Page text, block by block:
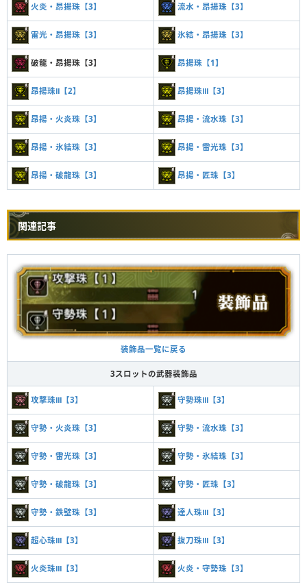
火炎・昂揚珠【3】 流水・昂揚珠【3】
雷光・昂揚珠【3】 氷結・昂揚珠【3】
破龍・昂揚珠【3】 昂揚珠【1】
昂揚珠Ⅱ【2】 昂揚珠Ⅲ【3】
昂揚・火炎珠【3】 昂揚・流水珠【3】
昂揚・氷結珠【3】 昂揚・雷光珠【3】
昂揚・破龍珠【3】 昂揚・匠珠【3】
関連記事
装飾品一覧に戻る
3スロットの武器装飾品
攻撃珠Ⅲ【3】 守勢珠Ⅲ【3】
守勢・火炎珠【3】 守勢・流水珠【3】
守勢・雷光珠【3】 守勢・氷結珠【3】
守勢・破龍珠【3】 守勢・匠珠【3】
守勢・鉄壁珠【3】 達人珠Ⅲ【3】
超心珠Ⅲ【3】 抜刀珠Ⅲ【3】
火炎珠Ⅲ【3】 火炎・守勢珠【3】